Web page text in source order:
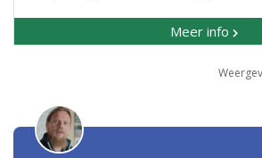
Meer info